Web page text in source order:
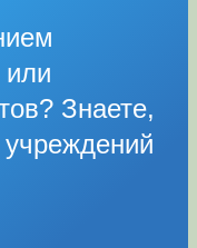
или
Знаете,